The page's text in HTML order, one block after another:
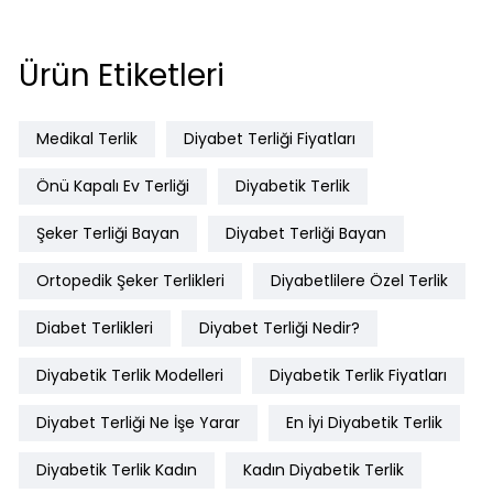
Ürün Etiketleri
Medikal Terlik Diyabet Terliği Fiyatları
Önü Kapalı Ev Terliği Diyabetik Terlik
Şeker Terliği Bayan Diyabet Terliği Bayan
Ortopedik Şeker Terlikleri Diyabetlilere Özel Terlik
Diabet Terlikleri Diyabet Terliği Nedir?
Diyabetik Terlik Modelleri Diyabetik Terlik Fiyatları
Diyabet Terliği Ne İşe Yarar En İyi Diyabetik Terlik
Diyabetik Terlik Kadın Kadın Diyabetik Terlik